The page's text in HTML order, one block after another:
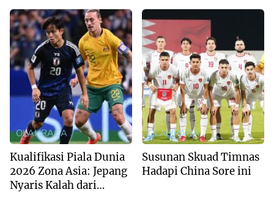
OLAHRAGA
Kualifikasi Piala Dunia
2026 Zona Asia: Jepang
Nyaris Kalah dari
OLAHRAGA
Susunan Skuad Timnas
Hadapi China Sore ini